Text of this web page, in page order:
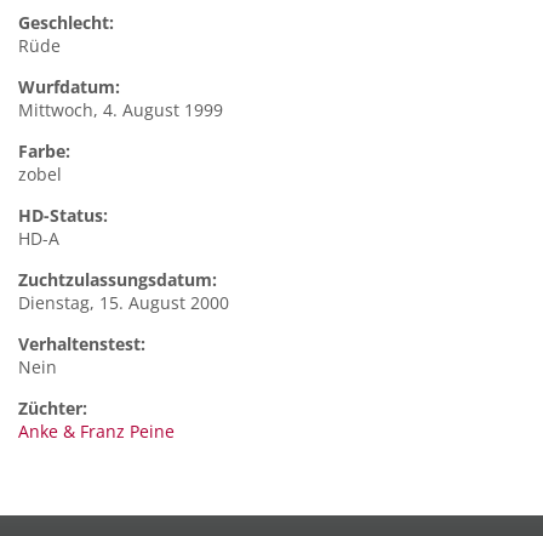
Geschlecht:
Rüde
Wurfdatum:
Mittwoch, 4. August 1999
Farbe:
zobel
HD-Status:
HD-A
Zuchtzulassungsdatum:
Dienstag, 15. August 2000
Verhaltenstest:
Nein
Züchter:
Anke & Franz Peine